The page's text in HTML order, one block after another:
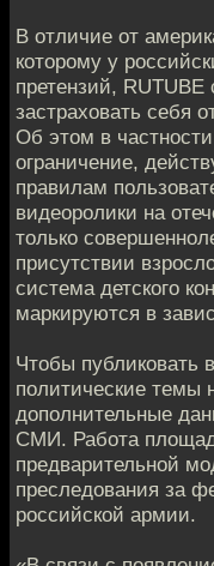
В отличие от
которому у
претензий,
застраховать себя
Об этом в
ограничение,
правилам
видеоролики на
только
присутствии
система детского
маркируются в
Чтобы публиковать
политические темы
дополнительные
СМИ. Работа
предварительной
преследования за
российской армии.